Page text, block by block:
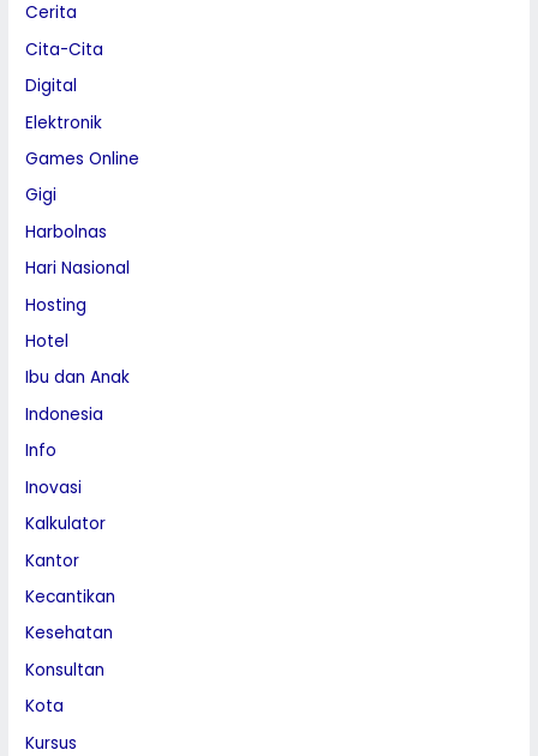
Cerita
Cita-Cita
Digital
Elektronik
Games Online
Gigi
Harbolnas
Hari Nasional
Hosting
Hotel
Ibu dan Anak
Indonesia
Info
Inovasi
Kalkulator
Kantor
Kecantikan
Kesehatan
Konsultan
Kota
Kursus